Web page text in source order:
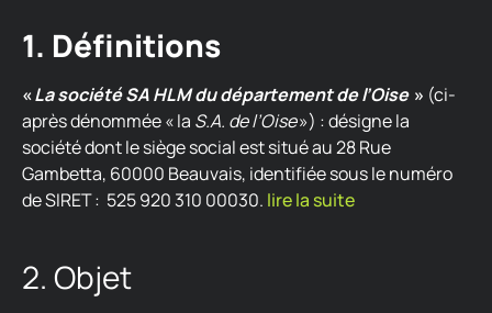
1. Définitions
«La société SA HLM du département de l’Oise » (ci-
après dénommée «la S.A. de l’Oise») : désigne la
société dont le siège social est situé au 28 Rue
Gambetta, 60000 Beauvais, identifiée sous le numéro
de SIRET: 525 920 310 00030. lire la suite
2. Objet